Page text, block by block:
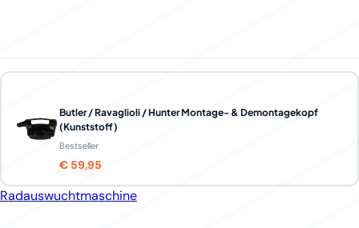
Butler / Ravaglioli / Hunter Montage- & Demontagekopf
(Kunststoff)
Bestseller
€ 59,95
Radauswuchtmaschine